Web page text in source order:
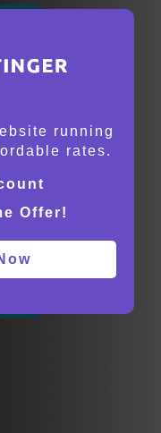
running
rates.
Offer!